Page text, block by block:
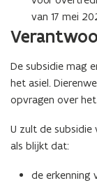
i
e
u
v
e
n
s
t
r
van 17 mei
De subsidie mag
het asiel.
opvragen over
U zult de
als blijkt dat:
de erkenning